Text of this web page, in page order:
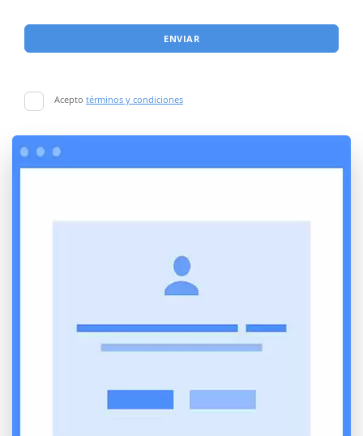
ENVIAR
Acepto términos y condiciones